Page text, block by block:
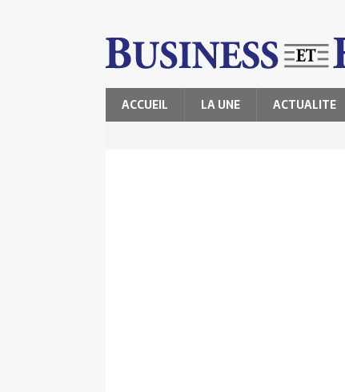
ACCUEIL LA UNE ACTUALITE